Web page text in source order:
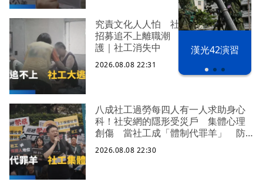
漢光42演習
究責文化人人怕 社福缺口拉警報
招募追不上離職潮 低薪過勞誰來守
護｜社工消失中
2026.08.08 22:31
八成社工過勞每四人有一人求助身心
科！社安網的隱形受災戶 集體心理
創傷 當社工成「體制代罪羊」 防
禦性社工不敢多做無奈趨勢？耗竭殆
盡下的社安網危機｜社工消失中
2026.08.08 22:30